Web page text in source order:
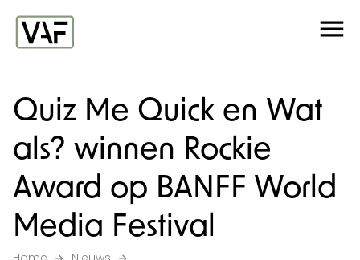
Ga verder naar de inhoud
Quiz Me Quick en Wat
als? winnen Rockie
Award op BANFF World
Media Festival